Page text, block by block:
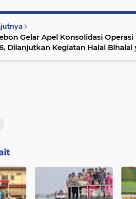
Gelar Apel Konsolidasi
Dilanjutkan Kegiatan Halal Bihalal